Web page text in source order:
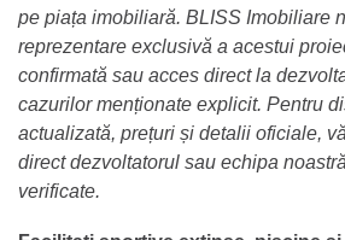
pe piața imobiliară. BLISS Imobiliare
reprezentare exclusivă a acestui
confirmată sau acces direct la
cazurilor menționate explicit. Pentru
actualizată, prețuri și detalii oficiale,
direct dezvoltatorul sau echipa
verificate.